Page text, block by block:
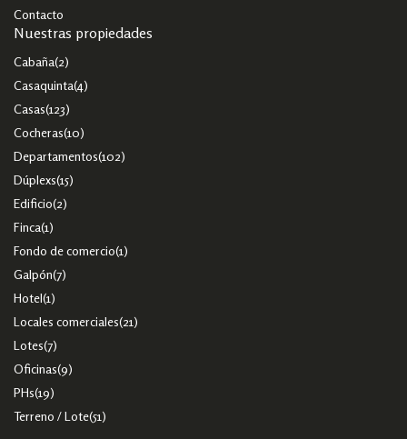
Contacto
Nuestras propiedades
Cabaña(2)
Casaquinta(4)
Casas(123)
Cocheras(10)
Departamentos(102)
Dúplexs(15)
Edificio(2)
Finca(1)
Fondo de comercio(1)
Galpón(7)
Hotel(1)
Locales comerciales(21)
Lotes(7)
Oficinas(9)
PHs(19)
Terreno / Lote(51)